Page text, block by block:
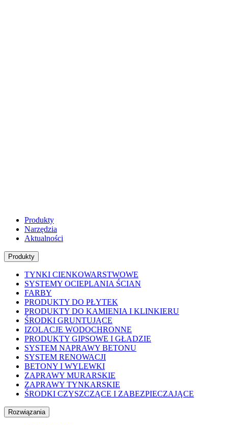
Produkty
Narzędzia
Aktualności
Produkty
TYNKI CIENKOWARSTWOWE
SYSTEMY OCIEPLANIA ŚCIAN
FARBY
PRODUKTY DO PŁYTEK
PRODUKTY DO KAMIENIA I KLINKIERU
ŚRODKI GRUNTUJĄCE
IZOLACJE WODOCHRONNE
PRODUKTY GIPSOWE I GŁADZIE
SYSTEM NAPRAWY BETONU
SYSTEM RENOWACJI
BETONY I WYLEWKI
ZAPRAWY MURARSKIE
ZAPRAWY TYNKARSKIE
ŚRODKI CZYSZCZĄCE I ZABEZPIECZAJĄCE
Rozwiązania